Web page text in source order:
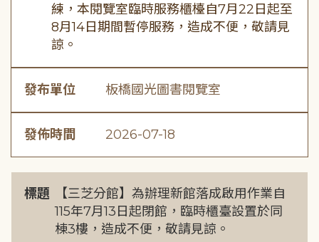
練，本閱覽室臨時服務櫃檯自7月22日起至
8月14日期間暫停服務，造成不便，敬請見
諒。
發布單位 板橋國光圖書閱覽室
發佈時間 2026-07-18
標題
【三芝分館】為辦理新館落成啟用作業自
115年7月13日起閉館，臨時櫃臺設置於同
棟3樓，造成不便，敬請見諒。